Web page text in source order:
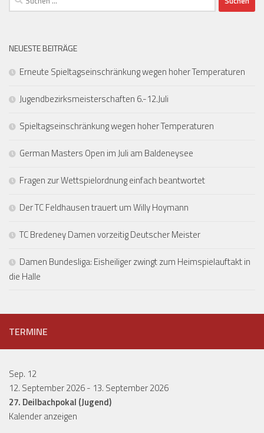
nach:
NEUESTE BEITRÄGE
Erneute Spieltagseinschränkung wegen hoher Temperaturen
Jugendbezirksmeisterschaften 6.-12.Juli
Spieltagseinschränkung wegen hoher Temperaturen
German Masters Open im Juli am Baldeneysee
Fragen zur Wettspielordnung einfach beantwortet
Der TC Feldhausen trauert um Willy Hoymann
TC Bredeney Damen vorzeitig Deutscher Meister
Damen Bundesliga: Eisheiliger zwingt zum Heimspielauftakt in
die Halle
TERMINE
Sep. 12
12. September 2026- 13. September 2026
27. Deilbachpokal (Jugend)
Kalender anzeigen